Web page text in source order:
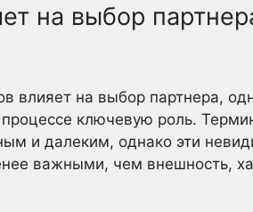
на выбор
влияет на выбор партнера,
ключевую роль.
и далеким, однако эти
важными, чем внешность,